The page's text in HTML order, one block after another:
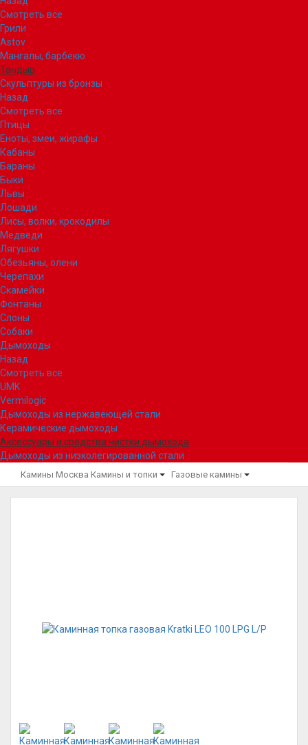
Смотреть все
Грили
Astov
Мангалы, барбекю
Тандыр
Скульптуры из бронзы
Назад
Смотреть все
Птицы
Еноты, змеи, жирафы
Кабаны
Бараны
Быки
Львы
Лошади
Лисы, волки, крокодилы
Медведи
Лягушки
Обезьяны, олени
Черепахи
Скамейки
Фонтаны
Слоны
Собаки
Дымоходы
Назад
Смотреть все
UMK
Vermilogic
Дымоходы из нержавеющей стали
Керамические дымоходы
Аксессуары и средства чистки дымохода
Дымоходы из низколегированной стали
Камины Москва Камины и топки Газовые камины